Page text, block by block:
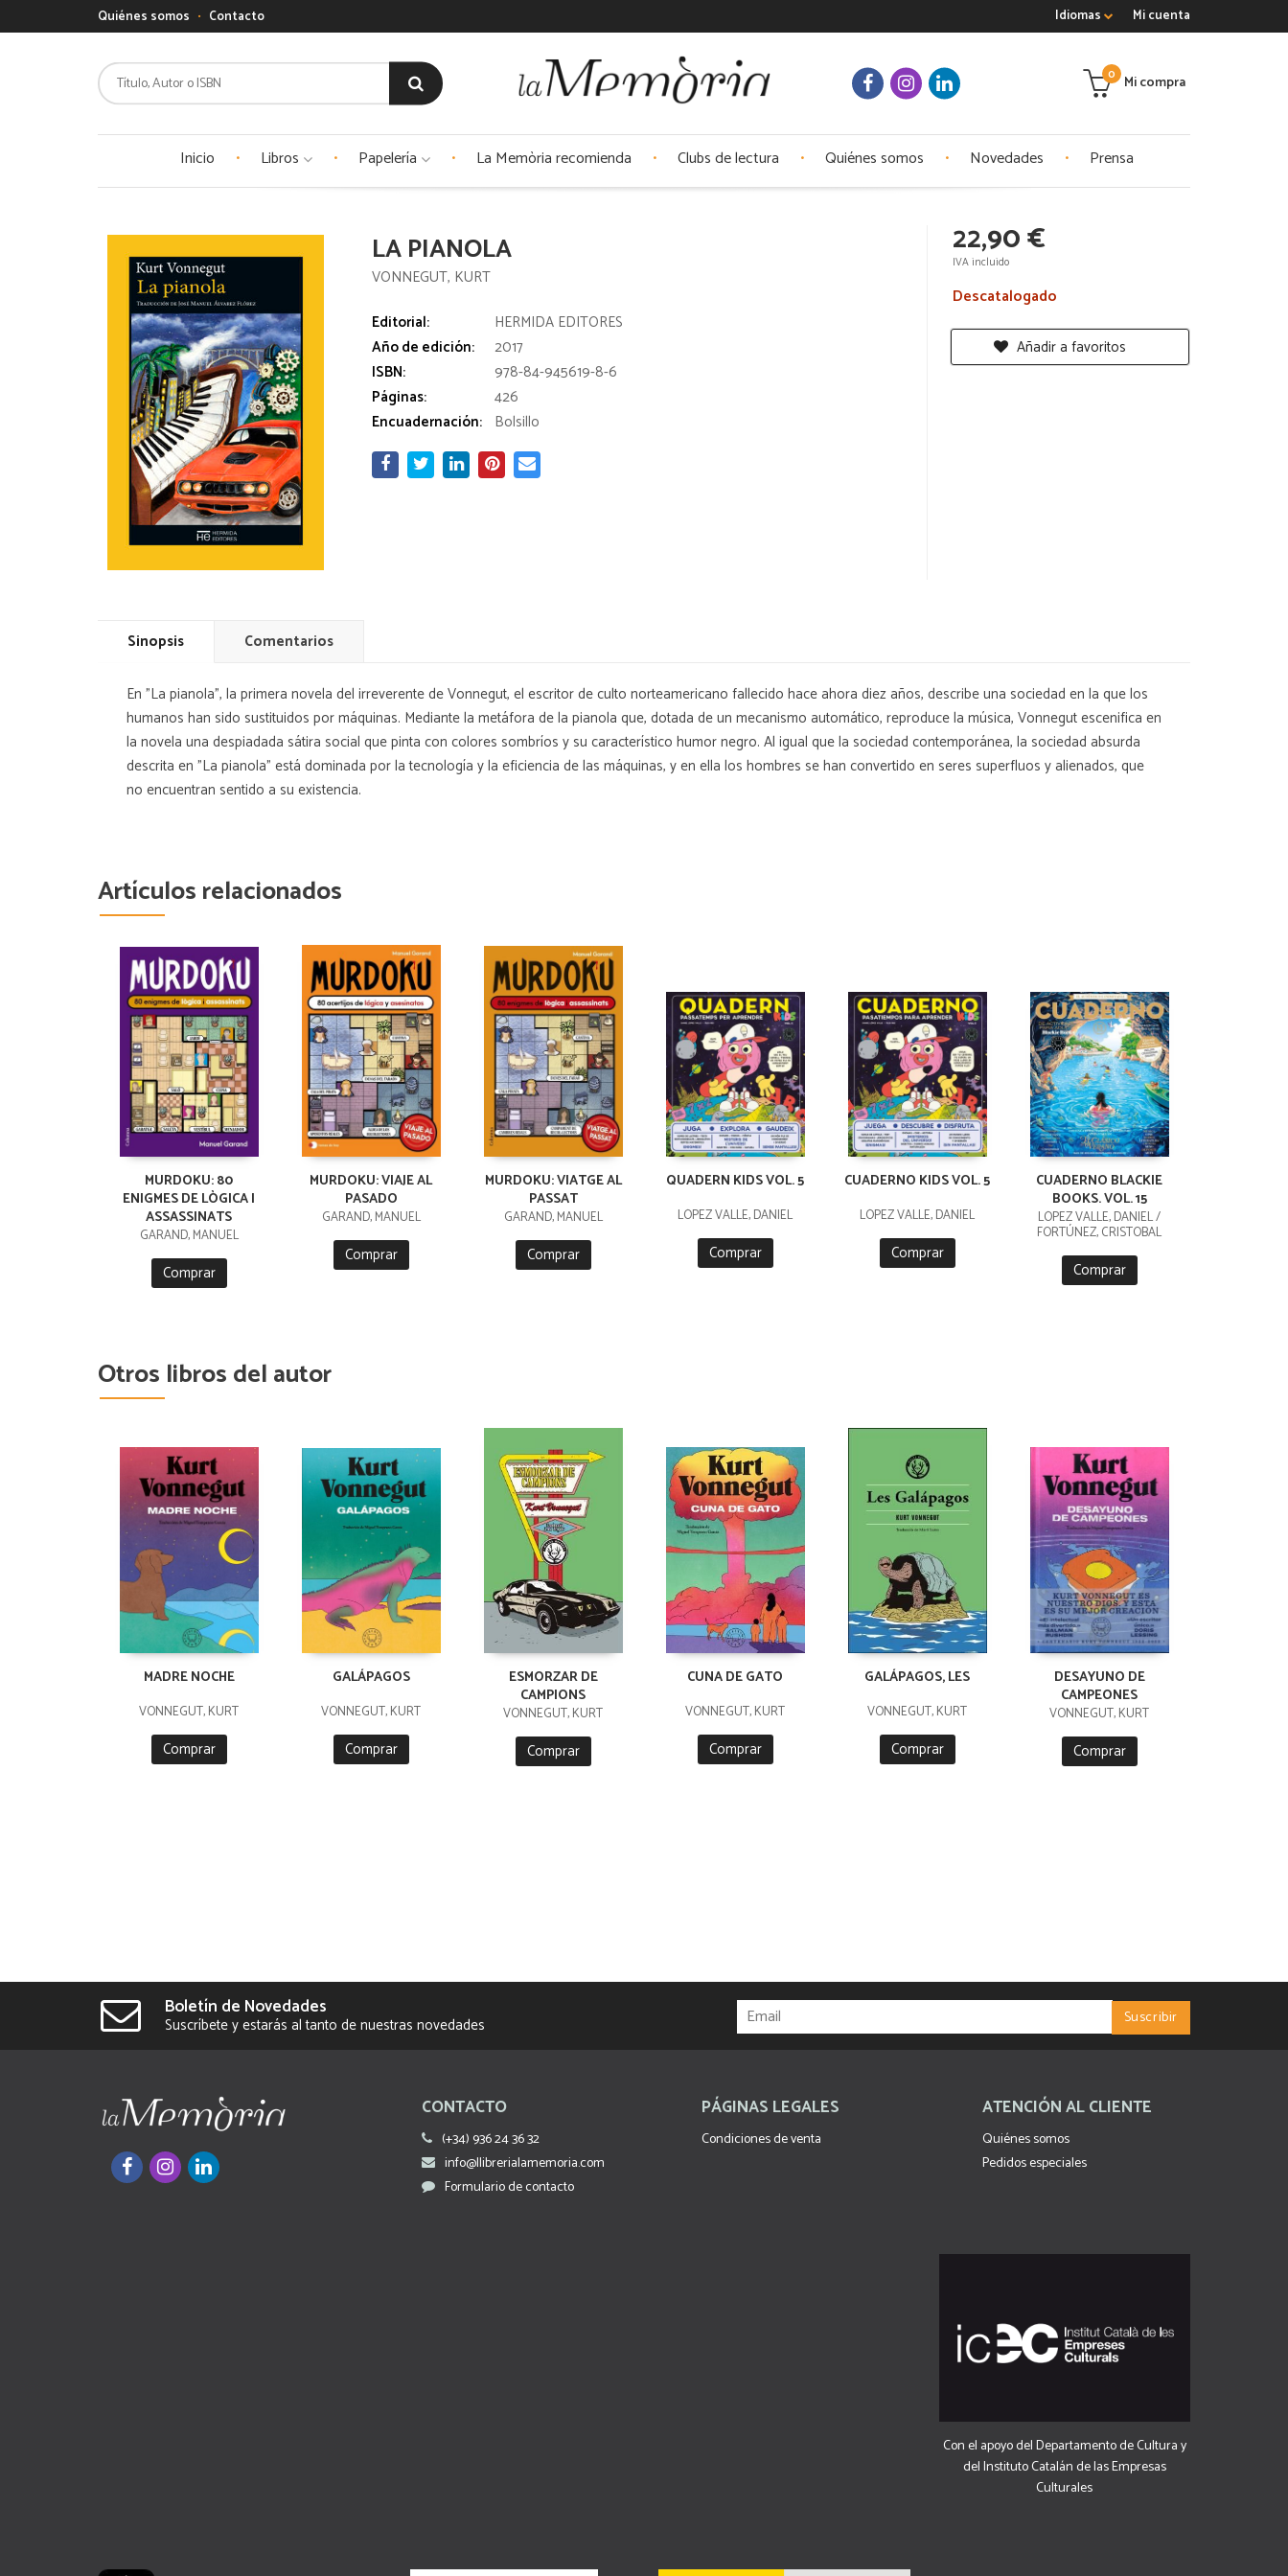
Mi cuenta
Idiomas
Quiénes somos Contacto
Mi compra
0
Inicio Libros Papelería La Memòria recomienda Clubs de lectura Quiénes somos Novedades Prensa
LA PIANOLA
VONNEGUT, KURT
Editorial:
HERMIDA EDITORES
Año de edición:
2017
ISBN:
978-84-945619-8-6
Páginas:
426
Encuadernación: Bolsillo
22,90 €
IVA incluido
Descatalogado
Añadir a favoritos
Sinopsis Comentarios
En "La pianola", la primera novela del irreverente de Vonnegut, el escritor de culto norteamericano fallecido hace ahora diez años, describe una sociedad en la que los
humanos han sido sustituidos por máquinas. Mediante la metáfora de la pianola que, dotada de un mecanismo automático, reproduce la música, Vonnegut escenifica en
la novela una despiadada sátira social que pinta con colores sombríos y su característico humor negro. Al igual que la sociedad contemporánea, la sociedad absurda
descrita en "La pianola" está dominada por la tecnología y la eficiencia de las máquinas, y en ella los hombres se han convertido en seres superfluos y alienados, que
no encuentran sentido a su existencia.
Artículos relacionados
MURDOKU: 80
ENIGMES DE LÒGICA I
ASSASSINATS
GARAND, MANUEL
Comprar
MURDOKU: VIAJE AL
PASADO
GARAND, MANUEL
Comprar
MURDOKU: VIATGE AL
PASSAT
GARAND, MANUEL
Comprar
QUADERN KIDS VOL. 5
LÓPEZ VALLE, DANIEL
Comprar
CUADERNO KIDS VOL. 5
LÓPEZ VALLE, DANIEL
Comprar
CUADERNO BLACKIE
BOOKS. VOL. 15
LÓPEZ VALLE, DANIEL /
FORTÚNEZ, CRISTOBAL
Comprar
Otros libros del autor
MADRE NOCHE
VONNEGUT, KURT
Comprar
GALÁPAGOS
VONNEGUT, KURT
Comprar
ESMORZAR DE
CAMPIONS
VONNEGUT, KURT
Comprar
CUNA DE GATO
VONNEGUT, KURT
Comprar
GALÁPAGOS, LES
VONNEGUT, KURT
Comprar
DESAYUNO DE
CAMPEONES
VONNEGUT, KURT
Comprar
Boletín de Novedades
Suscríbete y estarás al tanto de nuestras novedades
CONTACTO
(+34) 936 24 36 32
info@llibrerialamemoria.com
Formulario de contacto
PÁGINAS LEGALES
Condiciones de venta
ATENCIÓN AL CLIENTE
Quiénes somos
Pedidos especiales
Con el apoyo del Departamento de Cultura y
del Instituto Catalán de las Empresas
Culturales